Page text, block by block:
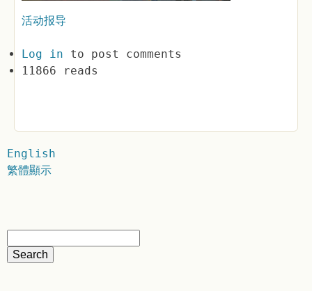
活动报导
Log in to post comments
11866 reads
English
繁體顯示